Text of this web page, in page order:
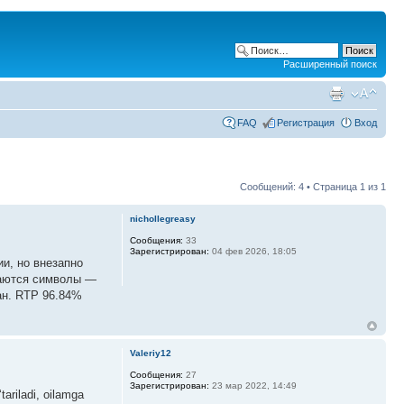
Расширенный поиск
FAQ Регистрация Вход
Сообщений: 4 • Страница 1 из 1
но внезапно
символы —
RTP 96.84%
nichollegreasy
Сообщения: 33
Зарегистрирован: 04 фев 2026, 18:05
oilamga
Valeriy12
Сообщения: 27
Зарегистрирован: 23 мар 2022, 14:49